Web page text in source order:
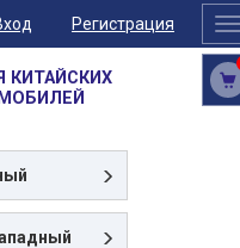
Регистрация
КИТАЙСКИХ